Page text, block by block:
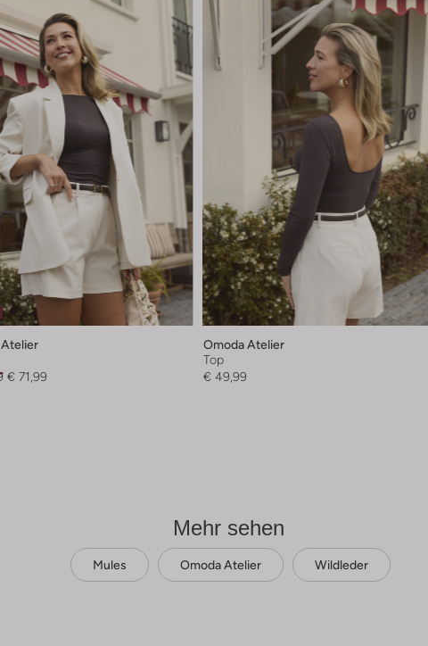
€ 71,99
Omoda Atelier
Top
€ 49,99
Mehr sehen
Mules Omoda Atelier Wildleder